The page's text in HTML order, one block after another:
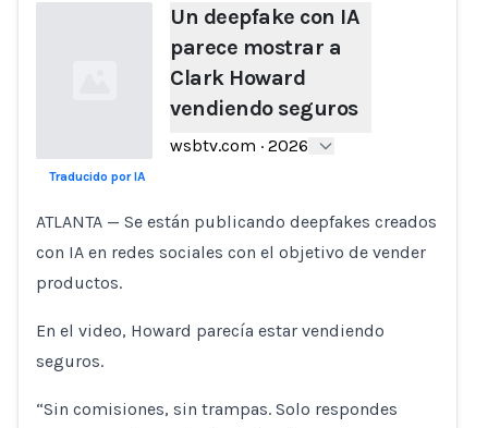
Un deepfake con IA
parece mostrar a
Clark Howard
vendiendo seguros
wsbtv.com · 2026
Traducido por IA
ATLANTA — Se están publicando deepfakes creados
con IA en redes sociales con el objetivo de vender
productos.
En el video, Howard parecía estar vendiendo
seguros.
“Sin comisiones, sin trampas. Solo respondes